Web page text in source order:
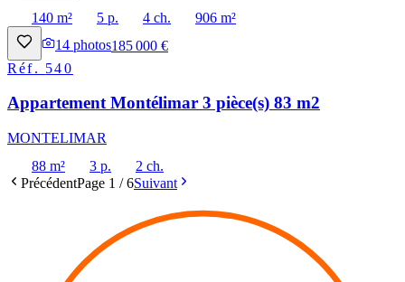
140 m²
5 p. 4 ch.
906 m²
14 photos185 000 €
Réf. 540
Appartement Montélimar 3 pièce(s) 83 m2
MONTELIMAR
88 m²
3 p.
2 ch.
PrécédentPage 1 /6Suivant